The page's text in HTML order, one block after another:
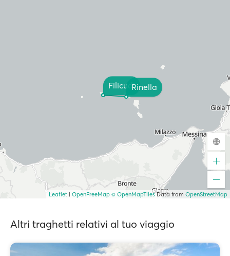
FilicudiRinella
Leaflet OpenFreeMap © OpenMapTilesData from OpenStreetMap
Altri traghetti relativi al tuo viaggio